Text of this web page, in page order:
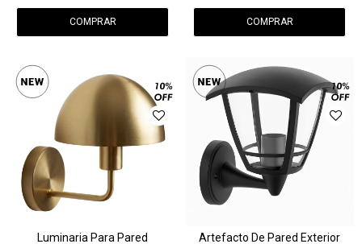
Luminaria Para Pared
Artefacto De Pared Exterior